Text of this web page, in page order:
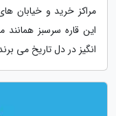
مراکز خرید و خیابان
این قاره سرسبز
انگیز در دل تاریخ می